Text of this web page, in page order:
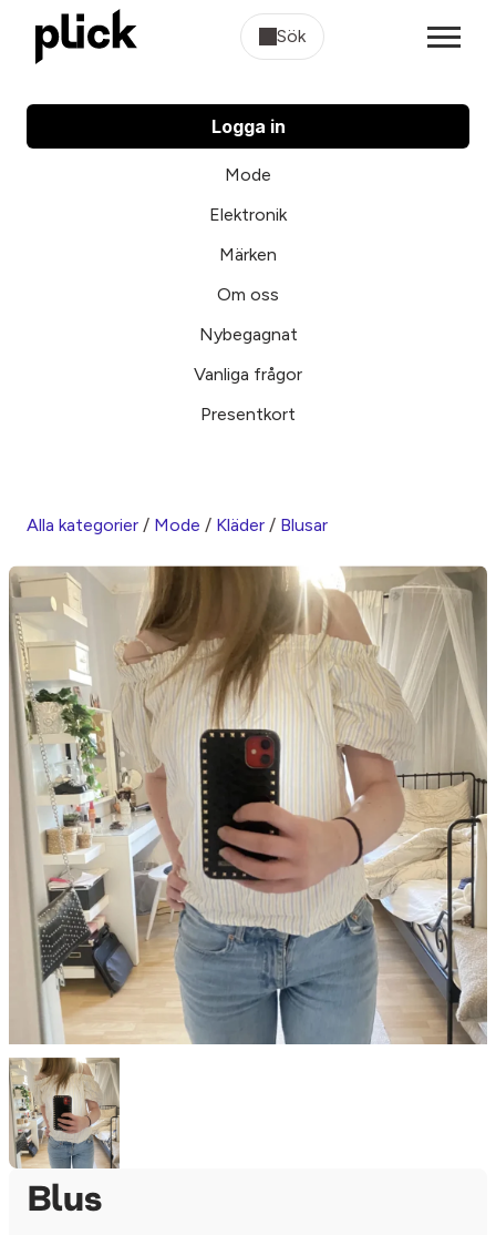
Sök
Logga in
Mode
Elektronik
Märken
Om oss
Nybegagnat
Vanliga frågor
Presentkort
Alla kategorier / Mode / Kläder / Blusar
Blus